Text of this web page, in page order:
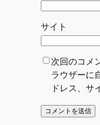
サイト
次回のコメ
ラウザーに
ドレス、サ